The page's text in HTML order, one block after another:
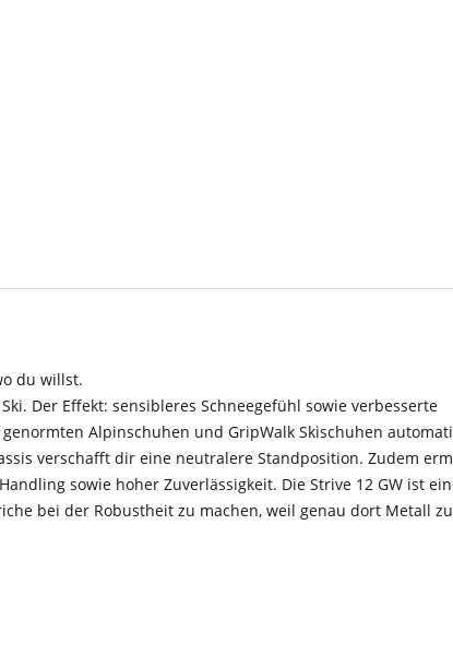
du willst.
Der Effekt: sensibleres Schneegefühl sowie verbesserte
Alpinschuhen und GripWalk Skischuhen
verschafft dir eine neutralere Standposition. Zudem
sowie hoher Zuverlässigkeit. Die Strive 12 GW ist
bei der Robustheit zu machen, weil genau dort Metall